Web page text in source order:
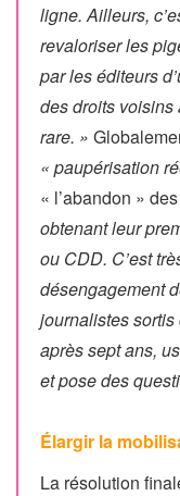
ligne. Ailleurs,
revaloriser les
par les éditeurs
des droits voisins
rare. »
« paupérisation
« l’abandon »
obtenant leur
ou CDD. C’est
désengagement
journalistes sortis
après sept ans,
et pose des
Élargir la
La résolution